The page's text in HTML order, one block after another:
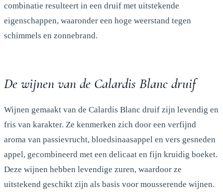
combinatie resulteert in een druif met uitstekende
eigenschappen, waaronder een hoge weerstand tegen
schimmels en zonnebrand.
De wijnen van de Calardis Blanc druif
Wijnen gemaakt van de Calardis Blanc druif zijn levendig en
fris van karakter. Ze kenmerken zich door een verfijnd
aroma van passievrucht, bloedsinaasappel en vers gesneden
appel, gecombineerd met een delicaat en fijn kruidig boeket.
Deze wijnen hebben levendige zuren, waardoor ze
uitstekend geschikt zijn als basis voor mousserende wijnen.